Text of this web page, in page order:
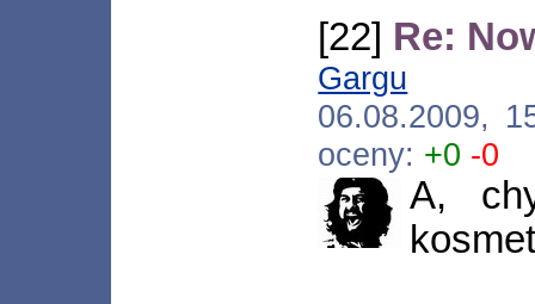
[22] Re:
Gargu
06.08.2009,
oceny: +0 -0
A,